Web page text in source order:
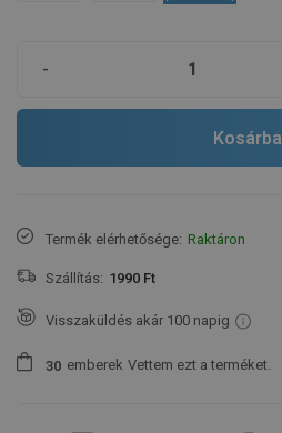
-
Kosárba
Termék elérhetősége: Raktáron
Szállítás: 1990 Ft
Visszaküldés akár 100 napig
30 emberek Vettem ezt a terméket.